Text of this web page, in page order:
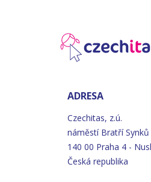
ADRESA
Czechitas, z.ú.
náměstí Bratří
140 00 Praha 4 -
Česká republika